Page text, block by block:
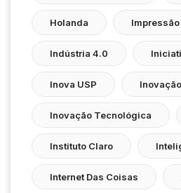
Holanda Impressão
Indústria 4.0
Inova USP Inovação
Inovação Tecnológica
Instituto Claro
Internet Das Coisas